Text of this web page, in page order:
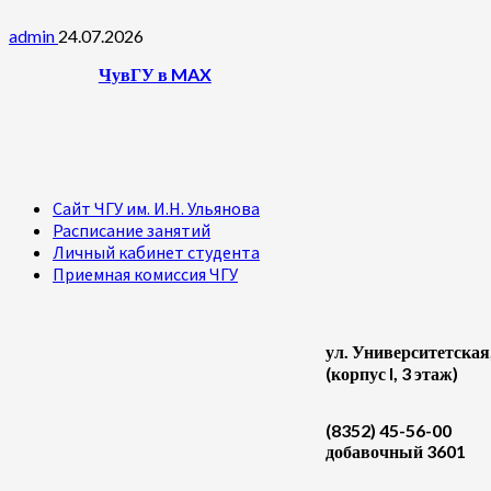
admin 24.07.2026
ЧувГУ в MAX
Сайт ЧГУ им. И.Н. Ульянова
Расписание занятий
Личный кабинет студента
Приемная комиссия ЧГУ
ул.
(корпус I, 3 этаж)
(8352) 45-56-00
добавочный 3601